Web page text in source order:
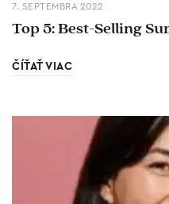
7. SEPTEMBRA 2022
Top 5: Best-Selling
ČÍŤAŤ VIAC